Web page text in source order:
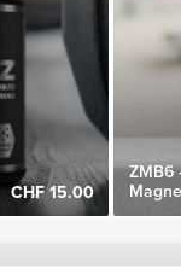
CHF 15.00
ZMB6